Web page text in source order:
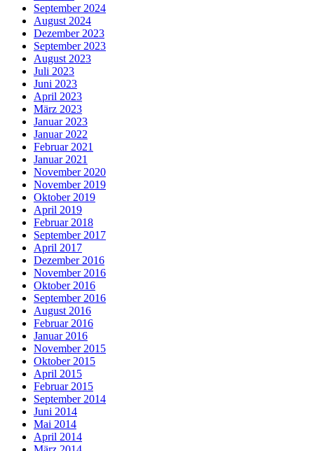
September 2024
August 2024
Dezember 2023
September 2023
August 2023
Juli 2023
Juni 2023
April 2023
März 2023
Januar 2023
Januar 2022
Februar 2021
Januar 2021
November 2020
November 2019
Oktober 2019
April 2019
Februar 2018
September 2017
April 2017
Dezember 2016
November 2016
Oktober 2016
September 2016
August 2016
Februar 2016
Januar 2016
November 2015
Oktober 2015
April 2015
Februar 2015
September 2014
Juni 2014
Mai 2014
April 2014